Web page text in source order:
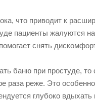
что приводит к
пациенты жалуются
снять
баню при простуде, то
раза реже. Это
глубоко